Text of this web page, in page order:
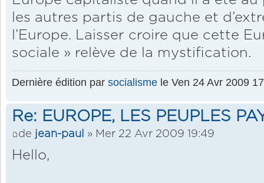
les autres partis de gauche et
l’Europe. Laisser croire que cette
sociale » relève de la mystification.
Dernière édition par socialisme le Ven 24 Avr 2009
Re: EUROPE, LES PEUPLES
de jean-paul » Mer 22 Avr 2009 19:49
Hello,